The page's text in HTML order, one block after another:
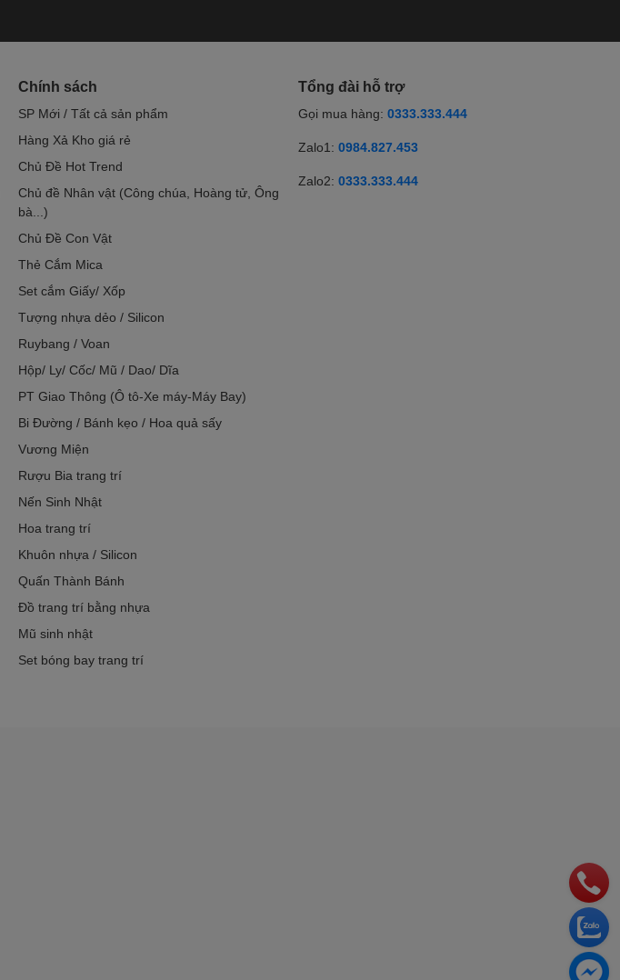
Chính sách
SP Mới / Tất cả sản phẩm
Hàng Xả Kho giá rẻ
Chủ Đề Hot Trend
Chủ đề Nhân vật (Công chúa, Hoàng tử, Ông
bà...)
Chủ Đề Con Vật
Thẻ Cắm Mica
Set cắm Giấy/ Xốp
Tượng nhựa dẻo / Silicon
Ruybang / Voan
Hộp/ Ly/ Cốc/ Mũ / Dao/ Dĩa
PT Giao Thông (Ô tô-Xe máy-Máy Bay)
Bi Đường / Bánh kẹo / Hoa quả sấy
Vương Miện
Rượu Bia trang trí
Nến Sinh Nhật
Hoa trang trí
Khuôn nhựa / Silicon
Quấn Thành Bánh
Đồ trang trí bằng nhựa
Mũ sinh nhật
Set bóng bay trang trí
Tổng đài hỗ trợ
Gọi mua hàng: 0333.333.444
Zalo1: 0984.827.453
Zalo2: 0333.333.444